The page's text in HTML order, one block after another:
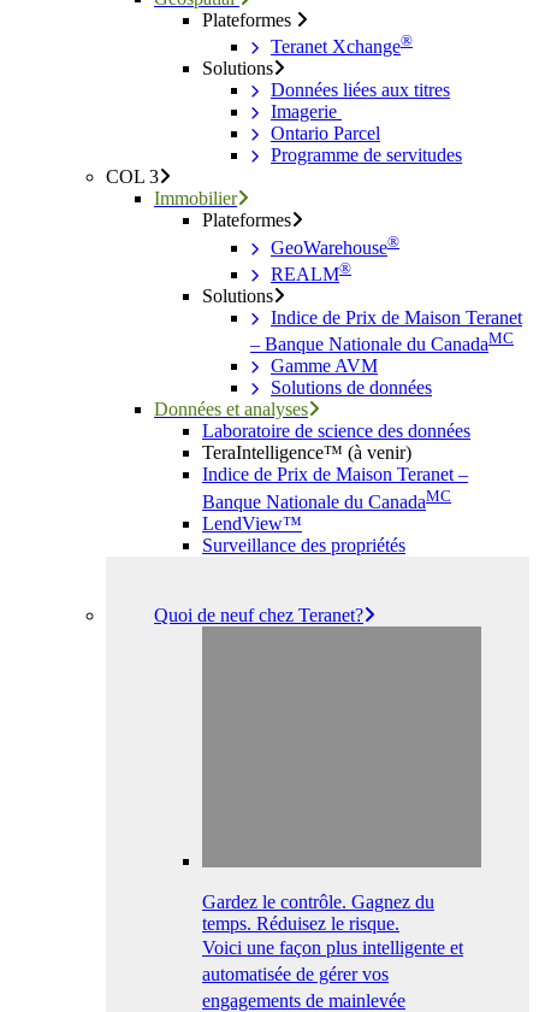
Plateformes
Teranet Xchange®
Solutions
Données liées aux titres
Imagerie
Ontario Parcel
Programme de servitudes
COL 3
Immobilier
Plateformes
GeoWarehouse®
REALM®
Solutions
Indice de Prix de Maison Teranet
– Banque Nationale du CanadaMC
Gamme AVM
Solutions de données
Données et analyses
Laboratoire de science des données
TeraIntelligence™ (à venir)
Indice de Prix de Maison Teranet –
Banque Nationale du CanadaMC
LendView™
Surveillance des propriétés
Quoi de neuf chez Teranet?
Gardez le contrôle. Gagnez du
temps. Réduisez le risque.
Voici une façon plus intelligente et
automatisée de gérer vos
engagements de mainlevée